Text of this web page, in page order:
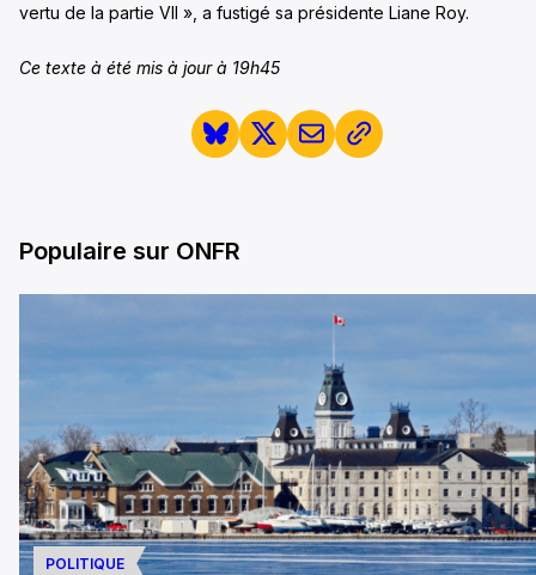
vertu de la partie VII », a fustigé sa présidente Liane Roy.
Ce texte à été mis à jour à 19h45
Populaire sur ONFR
POLITIQUE